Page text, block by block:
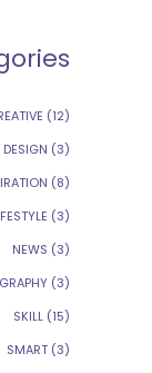
(12)
DESIGN (3)
(8)
(3)
NEWS (3)
(3)
SKILL (15)
SMART (3)